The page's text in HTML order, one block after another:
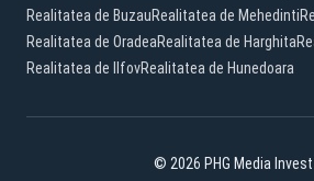
Realitatea de BuzauRealitatea de Mehedinti
Realitatea de OradeaRealitatea de Harghita
Realitatea de IlfovRealitatea de Hunedoara
© 2026 PHG Media Invest